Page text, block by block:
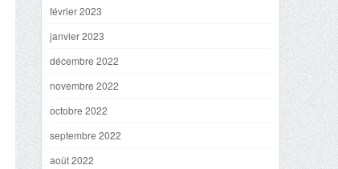
février 2023
janvier 2023
décembre 2022
novembre 2022
octobre 2022
septembre 2022
août 2022